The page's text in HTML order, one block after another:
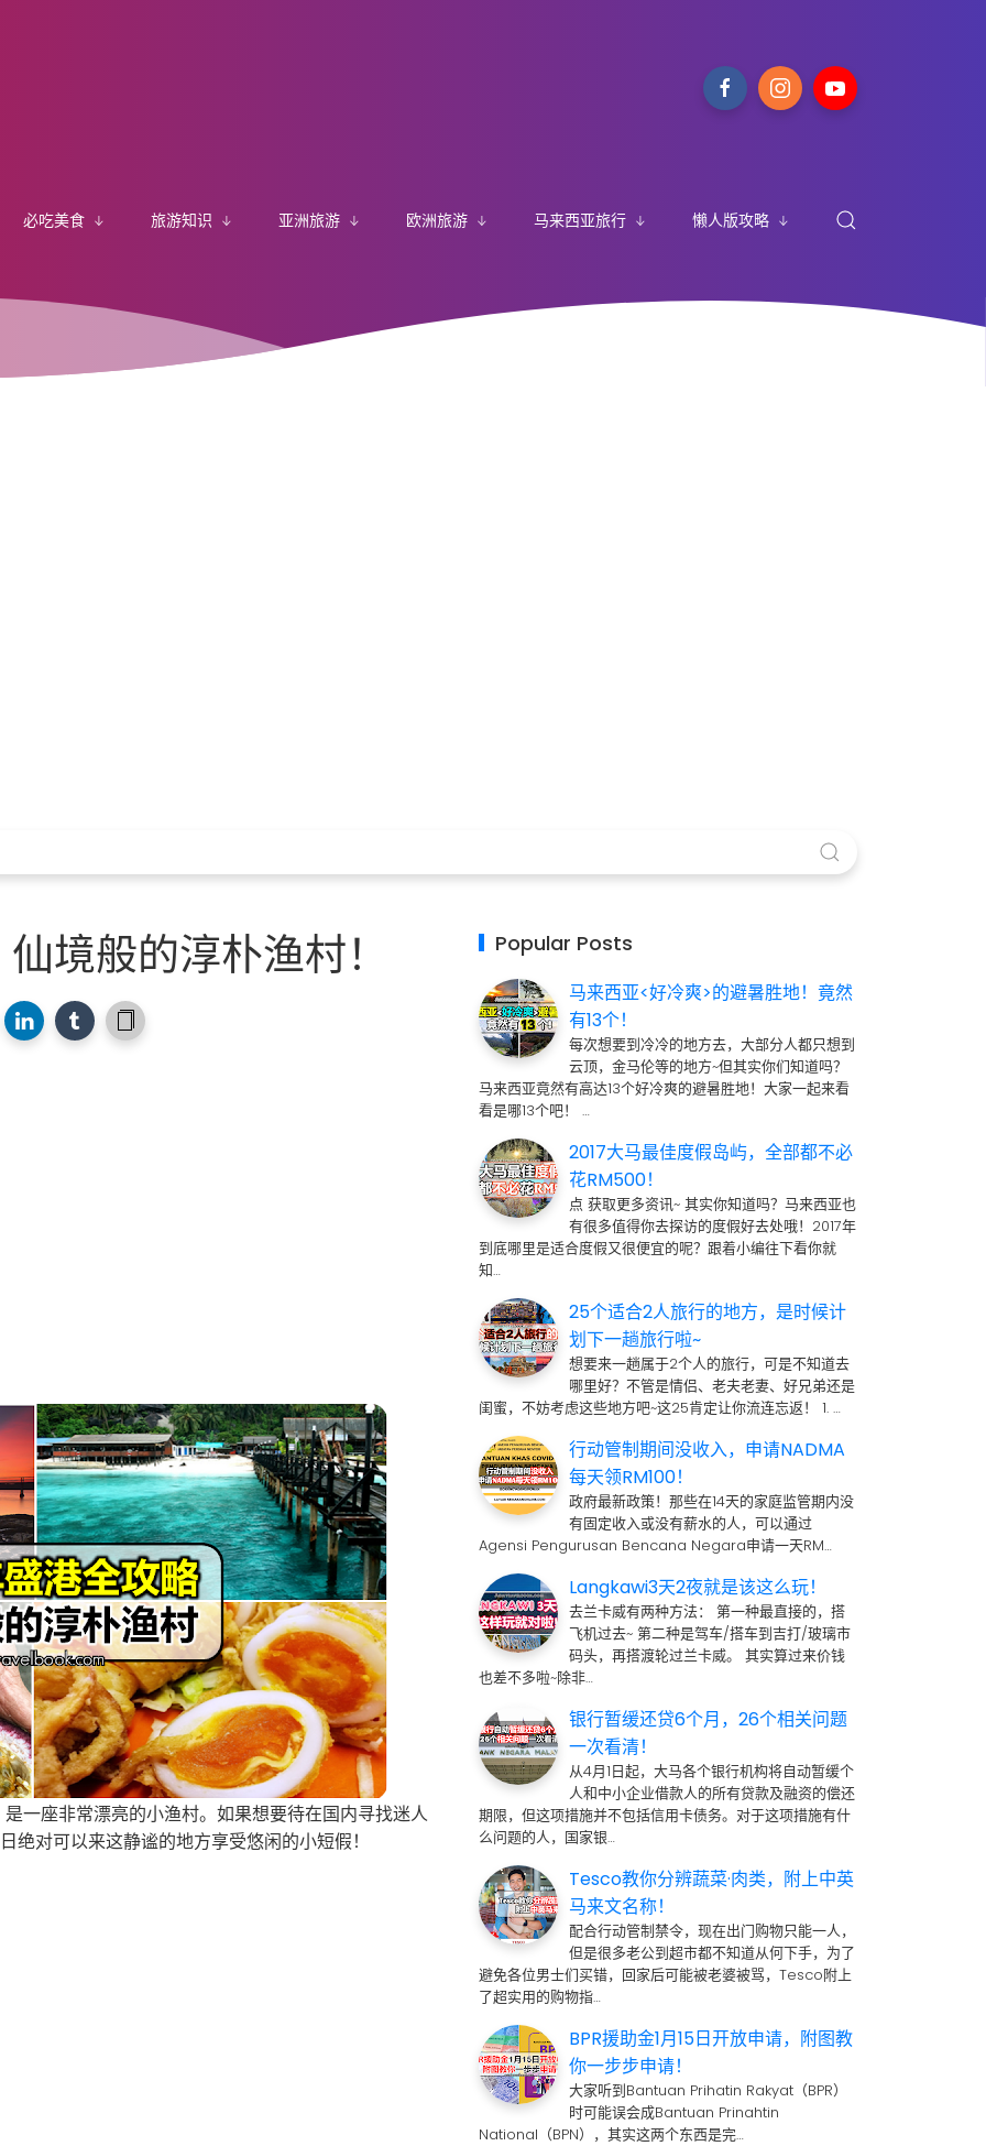
必吃美食 旅游知识 亚洲旅游 欧洲旅游 马来西亚旅行 懒人版攻略
境般的淳朴渔村！
一座非常漂亮的小渔村。如果想要待在国内寻找迷人
绝对可以来这静谧的地方享受悠闲的小短假！
Popular Posts
马来西亚<好冷爽>的避暑胜地！竟然
有13个！
每次想要到冷冷的地方去，大部分人都只想到
云顶，金马伦等的地方~但其实你们知道吗？
马来西亚竟然有高达13个好冷爽的避暑胜地！大家一起来看
看是哪13个吧！ …
2017大马最佳度假岛屿，全部都不必
花RM500！
点 获取更多资讯~ 其实你知道吗？马来西亚也
有很多值得你去探访的度假好去处哦！2017年
到底哪里是适合度假又很便宜的呢？跟着小编往下看你就
知…
25个适合2人旅行的地方，是时候计
划下一趟旅行啦~
想要来一趟属于2个人的旅行，可是不知道去
哪里好？不管是情侣、老夫老妻、好兄弟还是
闺蜜，不妨考虑这些地方吧~这25肯定让你流连忘返！ 1. …
行动管制期间没收入，申请NADMA
每天领RM100！
政府最新政策！那些在14天的家庭监管期内没
有固定收入或没有薪水的人，可以通过
Agensi Pengurusan Bencana Negara申请一天RM…
Langkawi3天2夜就是该这么玩！
去兰卡威有两种方法： 第一种最直接的，搭
飞机过去~ 第二种是驾车/搭车到吉打/玻璃市
码头，再搭渡轮过兰卡威。 其实算过来价钱
也差不多啦~除非…
银行暂缓还贷6个月，26个相关问题
一次看清！
从4月1日起，大马各个银行机构将自动暂缓个
人和中小企业借款人的所有贷款及融资的偿还
期限，但这项措施并不包括信用卡债务。对于这项措施有什
么问题的人，国家银…
Tesco教你分辨蔬菜·肉类，附上中英
马来文名称！
配合行动管制禁令，现在出门购物只能一人，
但是很多老公到超市都不知道从何下手，为了
避免各位男士们买错，回家后可能被老婆被骂，Tesco附上
了超实用的购物指…
BPR援助金1月15日开放申请，附图教
你一步步申请！
大家听到Bantuan Prihatin Rakyat（BPR）
时可能误会成Bantuan Prinahtin
National（BPN），其实这两个东西是完…